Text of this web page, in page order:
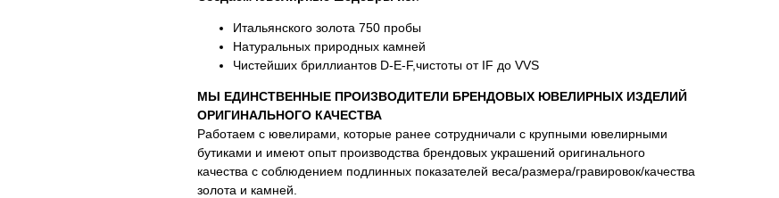
Итальянского золота 750 пробы
Натуральных природных камней
Чистейших бриллиантов D-E-F,чистоты от IF до VVS
МЫ ЕДИНСТВЕННЫЕ ПРОИЗВОДИТЕЛИ БРЕНДОВЫХ ЮВЕЛИРНЫХ ИЗДЕЛИЙ
ОРИГИНАЛЬНОГО КАЧЕСТВА
Работаем с ювелирами, которые ранее сотрудничали с крупными ювелирными
бутиками и имеют опыт производства брендовых украшений оригинального
качества с соблюдением подлинных показателей веса/размера/гравировок/качества
золота и камней.